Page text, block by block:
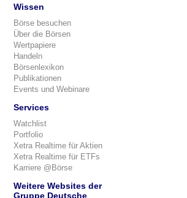
Wissen
Börse besuchen
Über die Börsen
Wertpapiere
Handeln
Börsenlexikon
Publikationen
Events und Webinare
Services
Watchlist
Portfolio
Xetra Realtime für Aktien
Xetra Realtime für ETFs
Karriere @Börse
Weitere Websites der
Gruppe Deutsche